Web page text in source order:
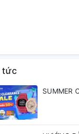
tức
SUMMER